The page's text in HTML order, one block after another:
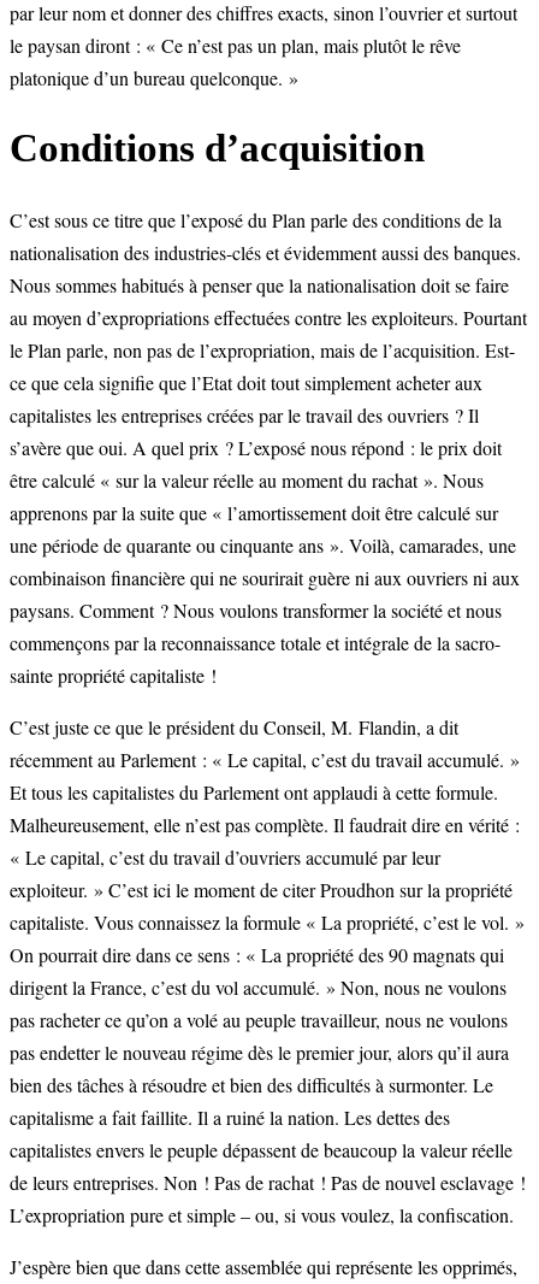
par leur nom et donner des chiffres exacts, sinon l’ouvrier et surtout
le paysan diront : « Ce n’est pas un plan, mais plutôt le rêve
platonique d’un bureau quelconque. »
Conditions d’acquisition
C’est sous ce titre que l’exposé du Plan parle des conditions de la
nationalisation des industries-clés et évidemment aussi des banques.
Nous sommes habitués à penser que la nationalisation doit se faire
au moyen d’expropriations effectuées contre les exploiteurs. Pourtant
le Plan parle, non pas de l’expropriation, mais de l’acquisition. Est-
ce que cela signifie que l’Etat doit tout simplement acheter aux
capitalistes les entreprises créées par le travail des ouvriers ? Il
s’avère que oui. A quel prix ? L’exposé nous répond : le prix doit
être calculé « sur la valeur réelle au moment du rachat ». Nous
apprenons par la suite que « l’amortissement doit être calculé sur
une période de quarante ou cinquante ans ». Voilà, camarades, une
combinaison financière qui ne sourirait guère ni aux ouvriers ni aux
paysans. Comment ? Nous voulons transformer la société et nous
commençons par la reconnaissance totale et intégrale de la sacro-
sainte propriété capitaliste !
C’est juste ce que le président du Conseil, M. Flandin, a dit
récemment au Parlement : « Le capital, c’est du travail accumulé. »
Et tous les capitalistes du Parlement ont applaudi à cette formule.
Malheureusement, elle n’est pas complète. Il faudrait dire en vérité :
« Le capital, c’est du travail d’ouvriers accumulé par leur
exploiteur. » C’est ici le moment de citer Proudhon sur la propriété
capitaliste. Vous connaissez la formule « La propriété, c’est le vol. »
On pourrait dire dans ce sens : « La propriété des 90 magnats qui
dirigent la France, c’est du vol accumulé. » Non, nous ne voulons
pas racheter ce qu’on a volé au peuple travailleur, nous ne voulons
pas endetter le nouveau régime dès le premier jour, alors qu’il aura
bien des tâches à résoudre et bien des difficultés à surmonter. Le
capitalisme a fait faillite. Il a ruiné la nation. Les dettes des
capitalistes envers le peuple dépassent de beaucoup la valeur réelle
de leurs entreprises. Non ! Pas de rachat ! Pas de nouvel esclavage !
L’expropriation pure et simple – ou, si vous voulez, la confiscation.
J’espère bien que dans cette assemblée qui représente les opprimés,